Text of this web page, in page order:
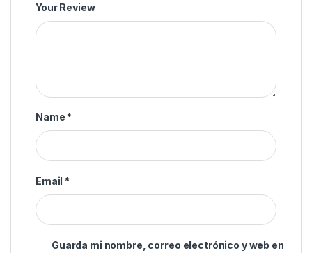
Your Review
Name *
Email *
Guarda mi nombre, correo electrónico y web en